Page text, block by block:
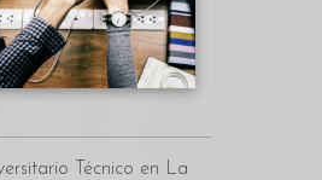
Técnico en La